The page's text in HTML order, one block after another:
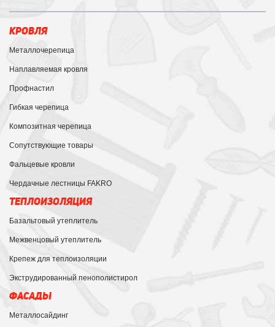
КРОВЛЯ
Металлочерепица
Наплавляемая кровля
Профнастил
Гибкая черепица
Композитная черепица
Сопутствующие товары
Фальцевые кровли
Чердачные лестницы FAKRO
ТЕПЛОИЗОЛЯЦИЯ
Базальтовый утеплитель
Межвенцовый утеплитель
Крепеж для теплоизоляции
Экструдированный пенополистирол
ФАСАДЫ
Металлосайдинг